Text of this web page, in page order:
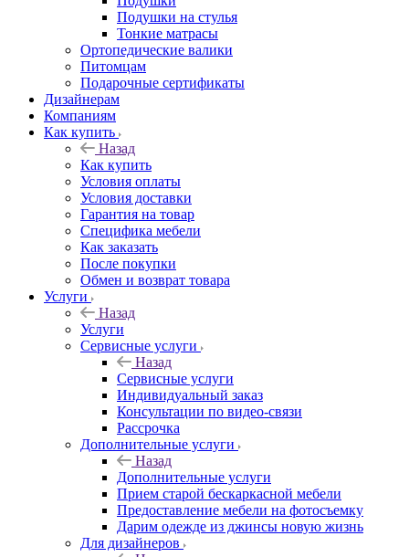
Подушки на стулья
Тонкие матрасы
Ортопедические валики
Питомцам
Подарочные сертификаты
Дизайнерам
Компаниям
Как купить
Назад
Как купить
Условия оплаты
Условия доставки
Гарантия на товар
Специфика мебели
Как заказать
После покупки
Обмен и возврат товара
Услуги
Назад
Услуги
Сервисные услуги
Назад
Сервисные услуги
Индивидуальный заказ
Консультации по видео-связи
Рассрочка
Дополнительные услуги
Назад
Дополнительные услуги
Прием старой бескаркасной мебели
Предоставление мебели на фотосъемку
Дарим одежде из джинсы новую жизнь
Для дизайнеров